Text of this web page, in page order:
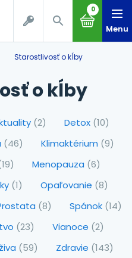
0
Menu
Starostlivosť o kĺby
o kĺby
(2) Detox (10)
(46) Klimaktérium (9)
Menopauza (6)
(1) Opaľovanie (8)
(8) Spánok (14)
(23) Vianoce (2)
(59) Zdravie (143)